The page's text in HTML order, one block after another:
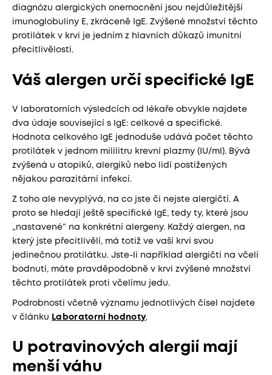
diagnózu alergických onemocnění jsou nejdůležitější
imunoglobuliny E, zkráceně IgE. Zvýšené množství těchto
protilátek v krvi je jedním z hlavních důkazů imunitní
přecitlivělosti.
Váš alergen určí specifické IgE
V laboratorních výsledcích od lékaře obvykle najdete
dva údaje související s IgE: celkové a specifické.
Hodnota celkového IgE jednoduše udává počet těchto
protilátek v jednom mililitru krevní plazmy (IU/ml). Bývá
zvýšená u atopiků, alergiků nebo lidí postižených
nějakou parazitární infekcí.
Z toho ale nevyplývá, na co jste či nejste alergičtí. A
proto se hledají ještě specifické IgE, tedy ty, které jsou
„nastavené“ na konkrétní alergeny. Každý alergen, na
který jste přecitlivělí, má totiž ve vaší krvi svou
jedinečnou protilátku. Jste-li například alergičtí na včelí
bodnutí, máte pravděpodobně v krvi zvýšené množství
těchto protilátek proti včelímu jedu.
Podrobnosti včetně významu jednotlivých čísel najdete
v článku
Laboratorní hodnoty.
U potravinových alergií mají
menší váhu